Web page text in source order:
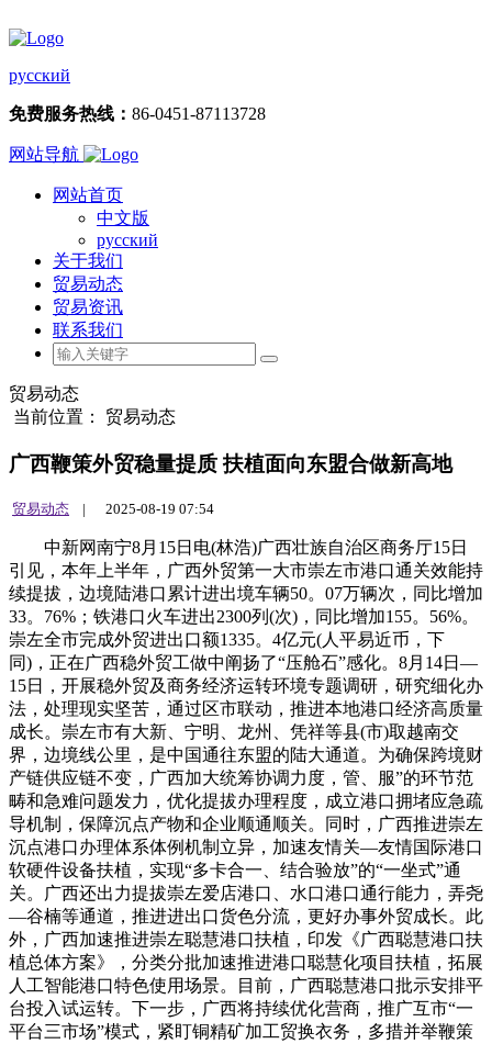
русский
免费服务热线： 86-0451-87113728
网站导航
网站首页
中文版
русский
关于我们
贸易动态
贸易资讯
联系我们
贸易动态
当前位置： 贸易动态
广西鞭策外贸稳量提质 扶植面向东盟合做新高地
贸易动态 | 2025-08-19 07:54
中新网南宁8月15日电(林浩)广西壮族自治区商务厅15日
引见，本年上半年，广西外贸第一大市崇左市港口通关效能持
续提拔，边境陆港口累计进出境车辆50。07万辆次，同比增加
33。76%；铁港口火车进出2300列(次)，同比增加155。56%。
崇左全市完成外贸进出口额1335。4亿元(人平易近币，下
同)，正在广西稳外贸工做中阐扬了“压舱石”感化。8月14日—
15日，开展稳外贸及商务经济运转环境专题调研，研究细化办
法，处理现实坚苦，通过区市联动，推进本地港口经济高质量
成长。崇左市有大新、宁明、龙州、凭祥等县(市)取越南交
界，边境线公里，是中国通往东盟的陆大通道。为确保跨境财
产链供应链不变，广西加大统筹协调力度，管、服”的环节范
畴和急难问题发力，优化提拔办理程度，成立港口拥堵应急疏
导机制，保障沉点产物和企业顺通顺关。同时，广西推进崇左
沉点港口办理体系体例机制立异，加速友情关—友情国际港口
软硬件设备扶植，实现“多卡合一、结合验放”的“一坐式”通
关。广西还出力提拔崇左爱店港口、水口港口通行能力，弄尧
—谷楠等通道，推进进出口货色分流，更好办事外贸成长。此
外，广西加速推进崇左聪慧港口扶植，印发《广西聪慧港口扶
植总体方案》，分类分批加速推进港口聪慧化项目扶植，拓展
人工智能港口特色使用场景。目前，广西聪慧港口批示安排平
台投入试运转。下一步，广西将持续优化营商，推广互市“一
平台三市场”模式，紧盯铜精矿加工贸换衣务，多措并举鞭策